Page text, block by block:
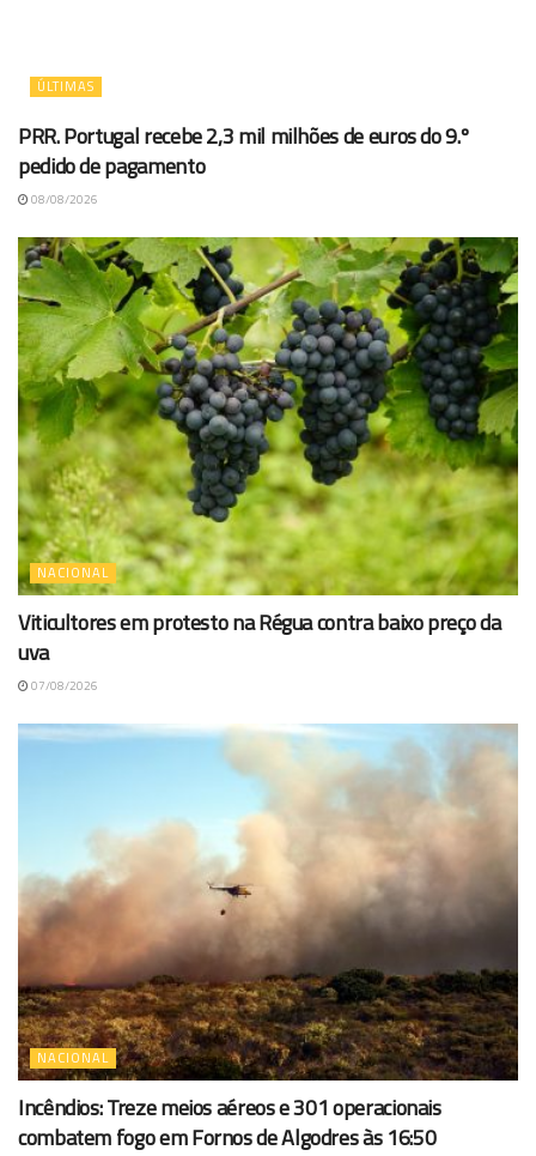
ÚLTIMAS
PRR. Portugal recebe 2,3 mil milhões de euros do 9.º
pedido de pagamento
08/08/2026
NACIONAL
Viticultores em protesto na Régua contra baixo preço da
uva
07/08/2026
NACIONAL
Incêndios: Treze meios aéreos e 301 operacionais
combatem fogo em Fornos de Algodres às 16:50